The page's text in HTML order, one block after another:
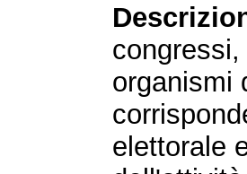
organismi
elettorale